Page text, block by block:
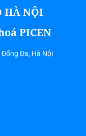
HÀ NỘI
PICEN
Đa, Hà Nội